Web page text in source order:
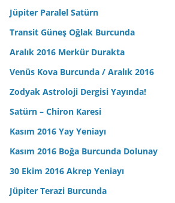
Jüpiter Paralel Satürn
Transit Güneş Oğlak Burcunda
Aralık 2016 Merkür Durakta
Venüs Kova Burcunda / Aralık 2016
Zodyak Astroloji Dergisi Yayında!
Satürn – Chiron Karesi
Kasım 2016 Yay Yeniayı
Kasım 2016 Boğa Burcunda Dolunay
30 Ekim 2016 Akrep Yeniayı
Jüpiter Terazi Burcunda